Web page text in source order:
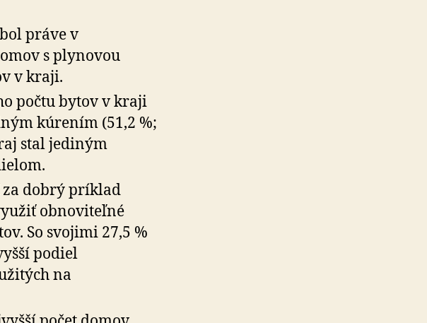
práve v
s plynovou
v kraji.
počtu bytov v kraji
kúrením (51,2 %;
stal jediným
za dobrý príklad
obnoviteľné
So svojimi 27,5 %
podiel
na